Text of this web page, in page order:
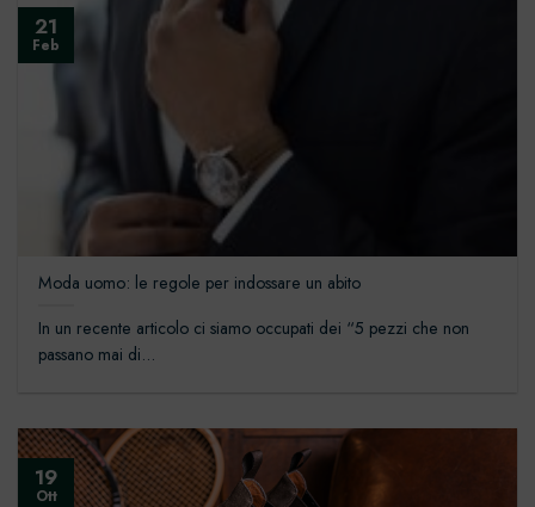
Moda uomo: le regole per indossare un abito
In un recente articolo ci siamo occupati dei “5 pezzi che non
passano mai di...
21
Feb
19
Ott